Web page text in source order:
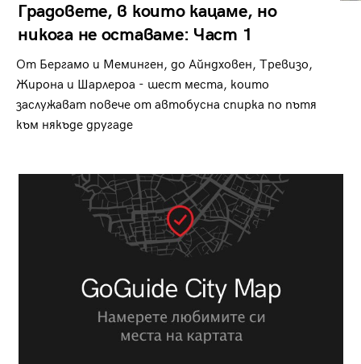
Градовете, в които кацаме, но
никога не оставаме: Част 1
От Бергамо и Меминген, до Айндховен, Тревизо,
Жирона и Шарлероа - шест места, които
заслужават повече от автобусна спирка по пътя
към някъде другаде